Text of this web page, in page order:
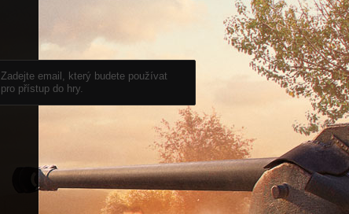
Zadejte email, který budete používat
pro přístup do hry.